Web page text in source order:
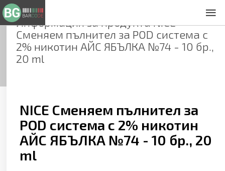
Информация за продуктаNICE
Сменяем пълнител за POD система с
2% никотин АЙС ЯБЪЛКА №74 - 10 бр.,
20 ml
NICE Сменяем пълнител за
POD система с 2% никотин
АЙС ЯБЪЛКА №74 - 10 бр., 20
ml
Общи условия
Декларация за проверителност